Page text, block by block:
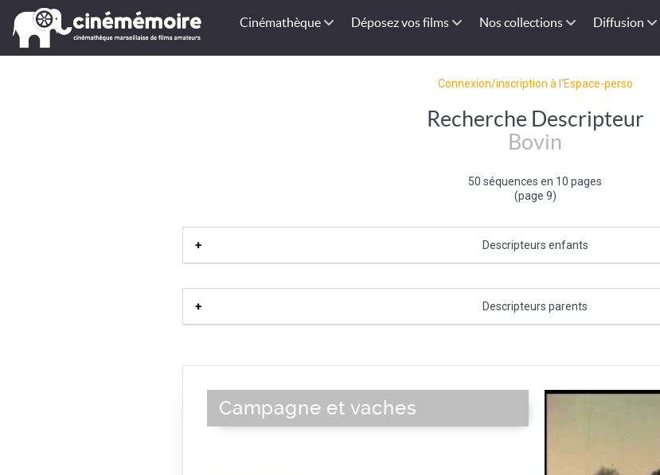
Cinémathèque Déposez vos films Nos collections Diffusion
Connexion/inscription à l'Espace-perso
Recherche Descripteur
Bovin
50 séquences en 10 pages
(page 9)
Descripteurs enfants
Vache
Descripteurs parents
Campagne et vaches